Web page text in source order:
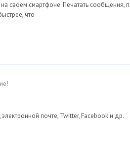
своем смартфоне. Печатать сообщения,
что
почте, Twitter, Facebook и др.